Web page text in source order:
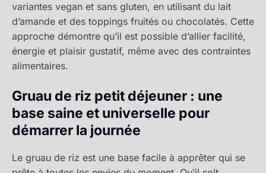
variantes vegan et sans gluten, en utilisant du lait
d’amande et des toppings fruités ou chocolatés. Cette
approche démontre qu’il est possible d’allier facilité,
énergie et plaisir gustatif, même avec des contraintes
alimentaires.
Gruau de riz petit déjeuner : une
base saine et universelle pour
démarrer la journée
Le gruau de riz est une base facile à apprêter qui se